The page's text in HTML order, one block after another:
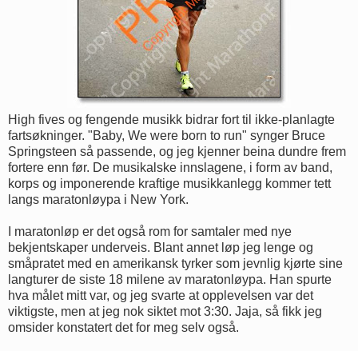
High fives og fengende musikk bidrar fort til ikke-planlagte
fartsøkninger. "Baby, We were born to run" synger Bruce
Springsteen så passende, og jeg kjenner beina dundre frem
fortere enn før. De musikalske innslagene, i form av band,
korps og imponerende kraftige musikkanlegg kommer tett
langs maratonløypa i New York.
I maratonløp er det også rom for samtaler med nye
bekjentskaper underveis. Blant annet løp jeg lenge og
småpratet med en amerikansk tyrker som jevnlig kjørte sine
langturer de siste 18 milene av maratonløypa. Han spurte
hva målet mitt var, og jeg svarte at opplevelsen var det
viktigste, men at jeg nok siktet mot 3:30. Jaja, så fikk jeg
omsider konstatert det for meg selv også.